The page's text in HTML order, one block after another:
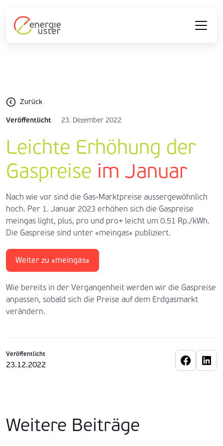
Zurück
Veröffentlicht 23. Dezember 2022
Leichte Erhöhung der
Gaspreise im Januar
Nach wie vor sind die Gas-Marktpreise aussergewöhnlich
hoch. Per 1. Januar 2023 erhöhen sich die Gaspreise
meingas light, plus, pro und pro+ leicht um 0.51 Rp./kWh.
Die Gaspreise sind unter «meingas» publiziert.
Weiter zu «meingas»
Wie bereits in der Vergangenheit werden wir die Gaspreise
anpassen, sobald sich die Preise auf dem Erdgasmarkt
verändern.
Veröffentlicht
23.12.2022
Weitere Beiträge